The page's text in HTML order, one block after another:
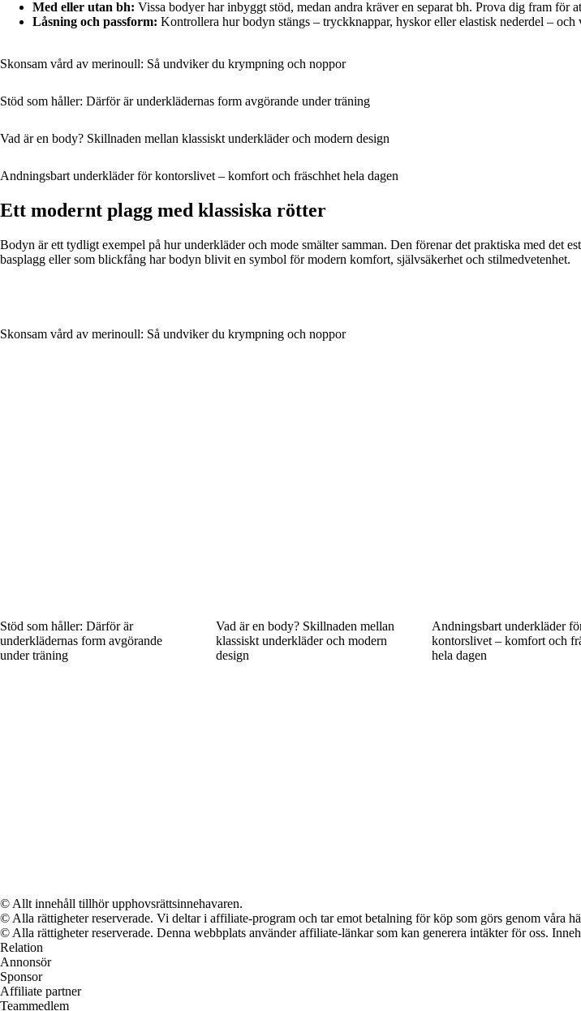
Med eller utan bh: Vissa bodyer har inbyggt stöd, medan andra kräver en separat bh. Prova dig fram för
Låsning och passform: Kontrollera hur bodyn stängs – tryckknappar, hyskor eller elastisk nederdel –
Skonsam vård av merinoull: Så undviker du krympning och noppor
Stöd som håller: Därför är underklädernas form avgörande under träning
Vad är en body? Skillnaden mellan klassiskt underkläder och modern design
Andningsbart underkläder för kontorslivet – komfort och fräschhet hela dagen
Ett modernt plagg med klassiska rötter
Bodyn är ett tydligt exempel på hur underkläder och mode smälter samman. Den förenar det praktiska med det
basplagg eller som blickfång har bodyn blivit en symbol för modern komfort, självsäkerhet och stilmedvetenhet.
Skonsam vård av merinoull: Så undviker du krympning och noppor
Stöd som håller: Därför är
underklädernas form avgörande
under träning
Vad är en body? Skillnaden mellan
klassiskt underkläder och modern
design
Andningsbart underkläder
kontorslivet – komfort och
hela dagen
© Allt innehåll tillhör upphovsrättsinnehavaren.
© Alla rättigheter reserverade. Vi deltar i affiliate-program och tar emot betalning för köp som görs genom våra
© Alla rättigheter reserverade. Denna webbplats använder affiliate-länkar som kan generera intäkter för oss.
Relation
Annonsör
Sponsor
Affiliate partner
Teammedlem